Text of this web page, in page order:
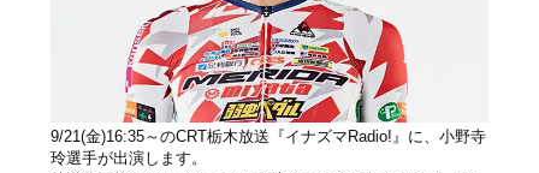
9/21(金)16:35～のCRT栃木放送『イナズマRadio!』に、小野寺
玲選手が出演します。